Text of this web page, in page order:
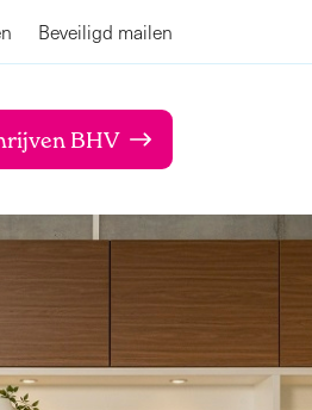
Beveiligd mailen
BHV